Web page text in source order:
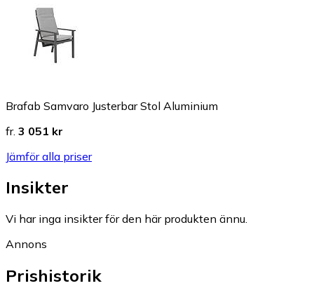
Brafab Samvaro Justerbar Stol Aluminium
fr. 3 051 kr
Jämför alla priser
Insikter
Vi har inga insikter för den här produkten ännu.
Annons
Prishistorik